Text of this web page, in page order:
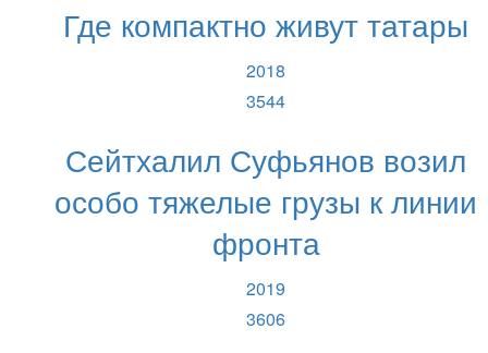
Где компактно живут татары
2018
3544
Сейтхалил Суфьянов возил
особо тяжелые грузы к линии
фронта
2019
3606